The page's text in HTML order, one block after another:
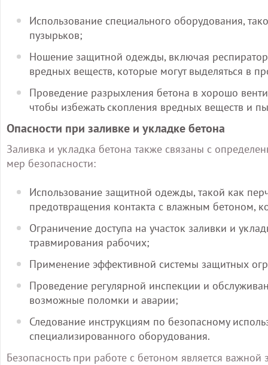
Использование специального оборудования,
пузырьков;
Ношение защитной одежды, включая
вредных веществ, которые могут выделяться в
Проведение разрыхления бетона в хорошо
чтобы избежать скопления вредных веществ и
Опасности при заливке и укладке бетона
Заливка и укладка бетона также связаны с
мер безопасности:
Использование защитной одежды, такой как
предотвращения контакта с влажным бетоном,
Ограничение доступа на участок заливки и
травмирования рабочих;
Применение эффективной системы защитных
Проведение регулярной инспекции и
возможные поломки и аварии;
Следование инструкциям по безопасному
специализированного оборудования.
Безопасность при работе с бетоном является